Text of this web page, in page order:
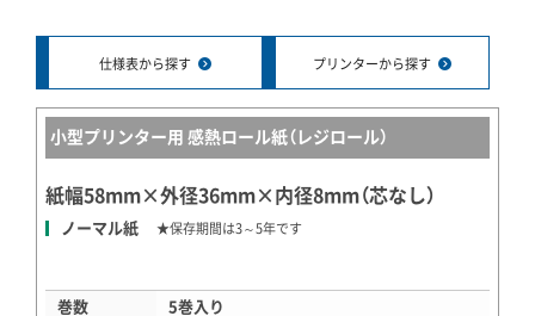
仕様表から探す プリンターから探す
小型プリンター用 感熱ロール紙（レジロール）
紙幅58mm×外径36mm×内径8mm（芯なし）
ノーマル紙 ★保存期間は3～5年です
巻数 5巻入り